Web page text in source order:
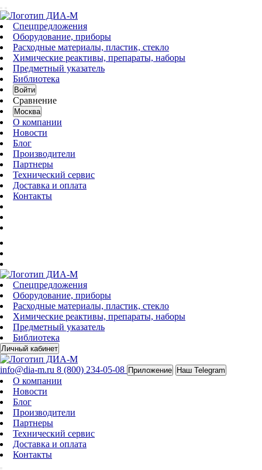
Спецпредложения
Оборудование, приборы
Расходные материалы, пластик, стекло
Химические реактивы, препараты, наборы
Предметный указатель
Библиотека
Войти
Сравнение
Москва
О компании
Новости
Блог
Производители
Партнеры
Технический сервис
Доставка и оплата
Контакты
Спецпредложения
Оборудование, приборы
Расходные материалы, пластик, стекло
Химические реактивы, препараты, наборы
Предметный указатель
Библиотека
Личный кабинет
info@dia-m.ru 8 (800) 234-05-08 Приложение Наш Telegram
О компании
Новости
Блог
Производители
Партнеры
Технический сервис
Доставка и оплата
Контакты